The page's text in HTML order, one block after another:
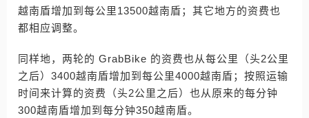
越南盾增加到每公里13500越南盾；其它地方的资费也
都相应调整。
同样地，两轮的 GrabBike 的资费也从每公里（头2公里
之后）3400越南盾增加到每公里4000越南盾；按照运输
时间来计算的资费（头2公里之后）也从原来的每分钟
300越南盾增加到每分钟350越南盾。